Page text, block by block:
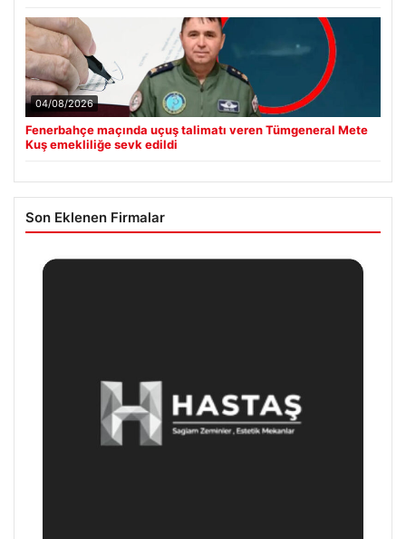
04/08/2026
Fenerbahçe maçında uçuş talimatı veren Tümgeneral Mete
Kuş emekliliğe sevk edildi
Son Eklenen Firmalar